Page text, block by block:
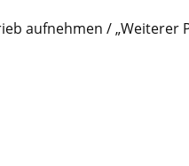
aufnehmen / „Weiterer